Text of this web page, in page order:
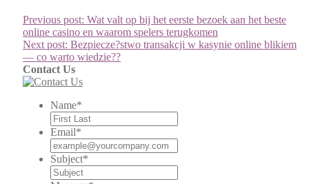
Previous post: Wat valt op bij het eerste bezoek aan het beste
online casino en waarom spelers terugkomen
Next post: Bezpiecze?stwo transakcji w kasynie online blikiem
— co warto wiedzie??
Contact Us
Name*
Email*
Subject*